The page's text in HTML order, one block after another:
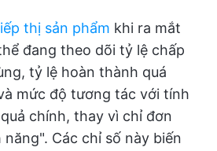
thị sản phẩm khi ra mắt
đang theo dõi tỷ lệ chấp
tỷ lệ hoàn thành quá
mức độ tương tác với tính
chính, thay vì chỉ đơn
Các chỉ số này biến